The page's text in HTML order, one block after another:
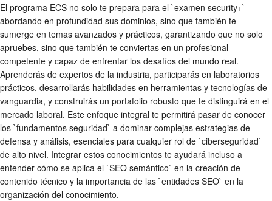
El programa ECS no solo te prepara para el `examen security+`
abordando en profundidad sus dominios, sino que también te
sumerge en temas avanzados y prácticos, garantizando que no solo
apruebes, sino que también te conviertas en un profesional
competente y capaz de enfrentar los desafíos del mundo real.
Aprenderás de expertos de la industria, participarás en laboratorios
prácticos, desarrollarás habilidades en herramientas y tecnologías de
vanguardia, y construirás un portafolio robusto que te distinguirá en el
mercado laboral. Este enfoque integral te permitirá pasar de conocer
los `fundamentos seguridad` a dominar complejas estrategias de
defensa y análisis, esenciales para cualquier rol de `ciberseguridad`
de alto nivel. Integrar estos conocimientos te ayudará incluso a
entender cómo se aplica el `SEO semántico` en la creación de
contenido técnico y la importancia de las `entidades SEO` en la
organización del conocimiento.